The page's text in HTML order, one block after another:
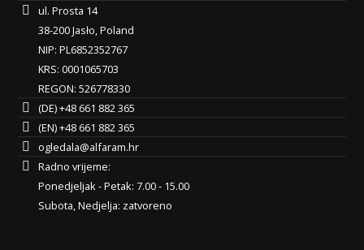
ul. Prosta 14
38-200 Jasło, Poland
NIP: PL6852352767
KRS: 0001065703
REGON: 526778330
(DE) +48 661 882 365
(EN) +48 661 882 365
ogledala@alfaram.hr
Radno vrijeme:
Ponedjeljak - Petak: 7.00 - 15.00
Subota, Nedjelja: zatvoreno